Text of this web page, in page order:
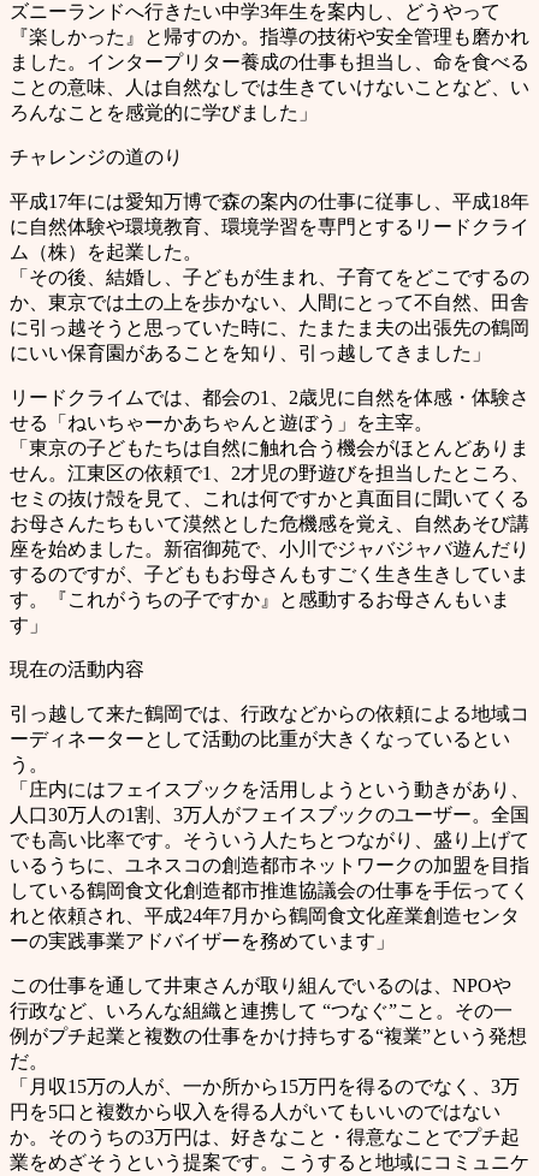
ズニーランドへ行きたい中学3年生を案内し、どうやって
『楽しかった』と帰すのか。指導の技術や安全管理も磨かれ
ました。インタープリター養成の仕事も担当し、命を食べる
ことの意味、人は自然なしでは生きていけないことなど、い
ろんなことを感覚的に学びました」
チャレンジの道のり
平成17年には愛知万博で森の案内の仕事に従事し、平成18年
に自然体験や環境教育、環境学習を専門とするリードクライ
ム（株）を起業した。
「その後、結婚し、子どもが生まれ、子育てをどこでするの
か、東京では土の上を歩かない、人間にとって不自然、田舎
に引っ越そうと思っていた時に、たまたま夫の出張先の鶴岡
にいい保育園があることを知り、引っ越してきました」
リードクライムでは、都会の1、2歳児に自然を体感・体験さ
せる「ねいちゃーかあちゃんと遊ぼう」を主宰。
「東京の子どもたちは自然に触れ合う機会がほとんどありま
せん。江東区の依頼で1、2才児の野遊びを担当したところ、
セミの抜け殻を見て、これは何ですかと真面目に聞いてくる
お母さんたちもいて漠然とした危機感を覚え、自然あそび講
座を始めました。新宿御苑で、小川でジャバジャバ遊んだり
するのですが、子どももお母さんもすごく生き生きしていま
す。『これがうちの子ですか』と感動するお母さんもいま
す」
現在の活動内容
引っ越して来た鶴岡では、行政などからの依頼による地域コ
ーディネーターとして活動の比重が大きくなっているとい
う。
「庄内にはフェイスブックを活用しようという動きがあり、
人口30万人の1割、3万人がフェイスブックのユーザー。全国
でも高い比率です。そういう人たちとつながり、盛り上げて
いるうちに、ユネスコの創造都市ネットワークの加盟を目指
している鶴岡食文化創造都市推進協議会の仕事を手伝ってく
れと依頼され、平成24年7月から鶴岡食文化産業創造センタ
ーの実践事業アドバイザーを務めています」
この仕事を通して井東さんが取り組んでいるのは、NPOや
行政など、いろんな組織と連携して “つなぐ”こと。その一
例がプチ起業と複数の仕事をかけ持ちする“複業”という発想
だ。
「月収15万の人が、一か所から15万円を得るのでなく、3万
円を5口と複数から収入を得る人がいてもいいのではない
か。そのうちの3万円は、好きなこと・得意なことでプチ起
業をめざそうという提案です。こうすると地域にコミュニケ